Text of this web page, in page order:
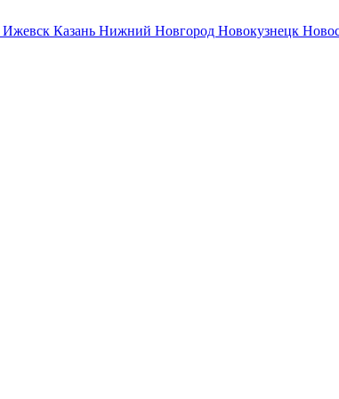
Ижевск Казань Нижний Новгород Новокузнецк